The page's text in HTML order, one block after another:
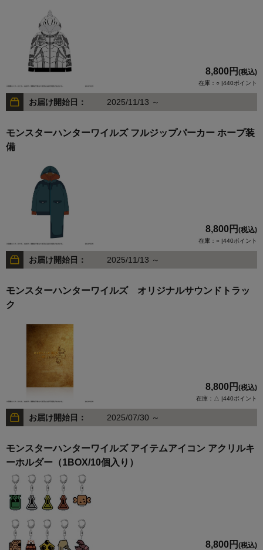
8,800円 (税込)
在庫：○ |440ポイント
お届け開始日： 2025/11/13 ～
モンスターハンターワイルズ フルジップパーカー ホープ装
備
8,800円 (税込)
在庫：○ |440ポイント
お届け開始日： 2025/11/13 ～
モンスターハンターワイルズ オリジナルサウンドトラッ
ク
8,800円 (税込)
在庫：△ |440ポイント
お届け開始日： 2025/07/30 ～
モンスターハンターワイルズ アイテムアイコン アクリルキ
ーホルダー（1BOX/10個入り）
8,800円 (税込)